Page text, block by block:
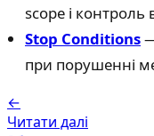
scope і
Stop Conditions
при порушенні
←
Читати далі